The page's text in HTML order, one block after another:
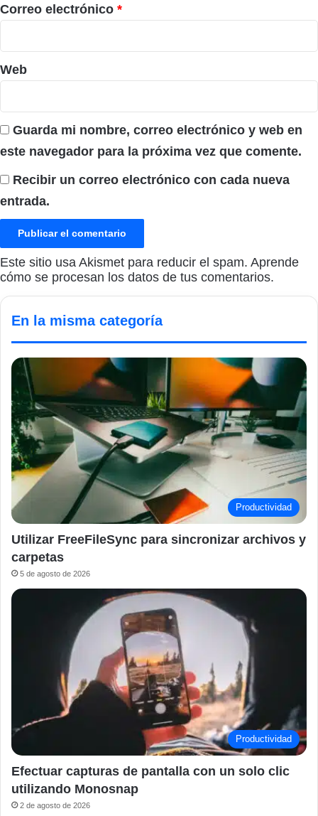
*
Correo electrónico *
Web
Guarda mi nombre, correo electrónico y web en
este navegador para la próxima vez que comente.
Recibir un correo electrónico con cada nueva
entrada.
Este sitio usa Akismet para reducir el spam. Aprende
cómo se procesan los datos de tus comentarios.
En la misma categoría
Productividad
Utilizar FreeFileSync para sincronizar archivos y
carpetas
5 de agosto de 2026
Productividad
Efectuar capturas de pantalla con un solo clic
utilizando Monosnap
2 de agosto de 2026